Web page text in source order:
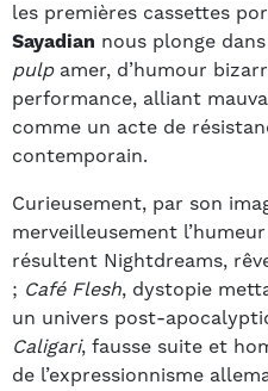
les premières cassettes
Sayadian nous plonge
pulpamer, d’humour
performance, alliant
comme un acte de
contemporain.
Curieusement, par son
merveilleusement
résultent Nightdreams,
; Café Flesh, dystopie
un univers post-
Caligari, fausse suite et
de l’expressionnisme